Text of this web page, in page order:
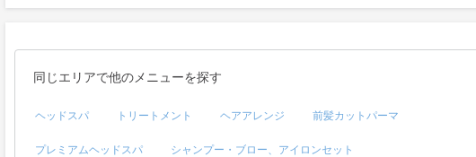
同じエリアで他のメニューを探す
ヘッドスパ トリートメント ヘアアレンジ 前髪カットパーマ
プレミアムヘッドスパ シャンプー・ブロー、アイロンセット